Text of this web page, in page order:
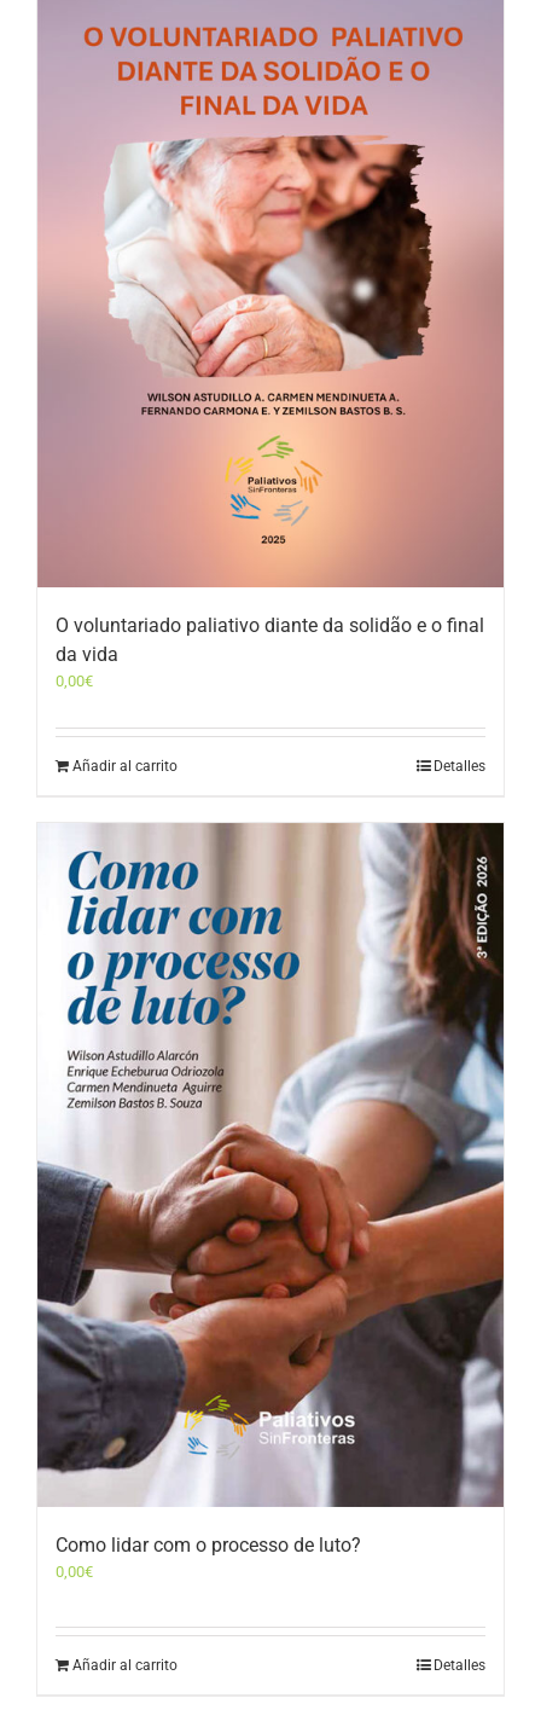
O voluntariado paliativo diante da solidão e o final
da vida
0,00€
Añadir al carrito Detalles
Como lidar com o processo de luto?
0,00€
Añadir al carrito Detalles